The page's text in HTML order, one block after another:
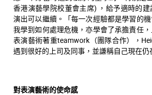
香港演藝學院校董會主席) ，給予適時的
演出可以繼續。「每一次經驗都是學習的
我學到如何處理危機，亦學會了承擔責任，
表演藝術著重teamwork（團隊合作），
遇到很好的上司及同事，並謙稱自己現在仍
對表演藝術的使命感